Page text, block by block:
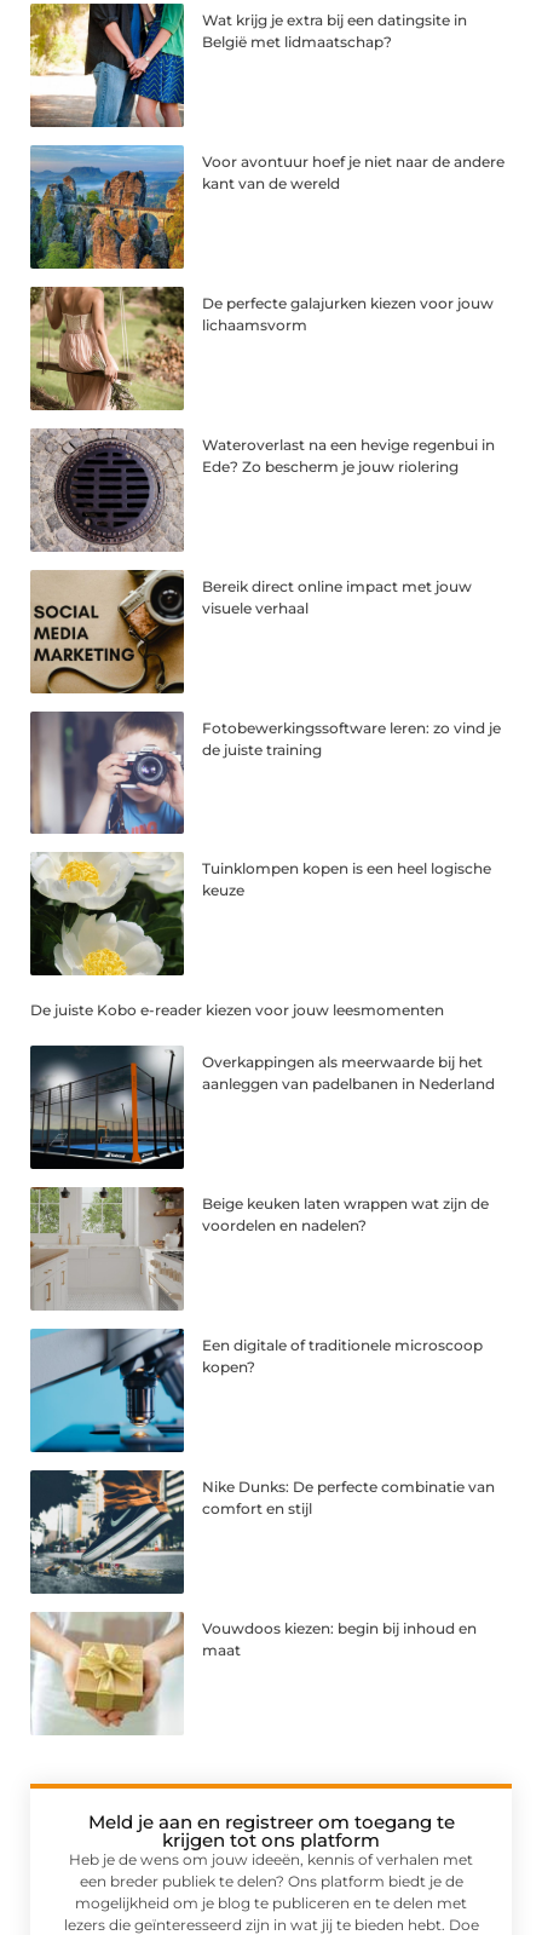
Wat krijg je extra bij een datingsite in
België met lidmaatschap?
Voor avontuur hoef je niet naar de andere
kant van de wereld
De perfecte galajurken kiezen voor jouw
lichaamsvorm
Wateroverlast na een hevige regenbui in
Ede? Zo bescherm je jouw riolering
Bereik direct online impact met jouw
visuele verhaal
Fotobewerkingssoftware leren: zo vind je
de juiste training
Tuinklompen kopen is een heel logische
keuze
De juiste Kobo e-reader kiezen voor jouw leesmomenten
Overkappingen als meerwaarde bij het
aanleggen van padelbanen in Nederland
Beige keuken laten wrappen wat zijn de
voordelen en nadelen?
Een digitale of traditionele microscoop
kopen?
Nike Dunks: De perfecte combinatie van
comfort en stijl
Vouwdoos kiezen: begin bij inhoud en
maat
Meld je aan en registreer om toegang te
krijgen tot ons platform
Heb je de wens om jouw ideeën, kennis of verhalen met
een breder publiek te delen? Ons platform biedt je de
mogelijkheid om je blog te publiceren en te delen met
lezers die geïnteresseerd zijn in wat jij te bieden hebt. Doe